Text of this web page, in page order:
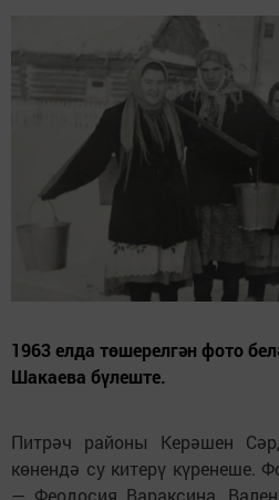
1963 елда төшерелгән фото
Шакаева бүлеште.
Питрәч районы Керәшен
көнендә су китерү күренеше.
— Феодосия Вараксина,